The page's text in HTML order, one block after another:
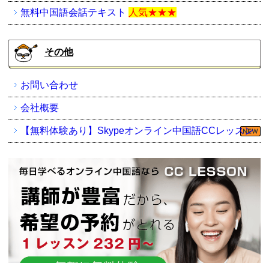
無料中国語会話テキスト 人気★★★
その他
お問い合わせ
会社概要
【無料体験あり】Skypeオンライン中国語CCレッスン